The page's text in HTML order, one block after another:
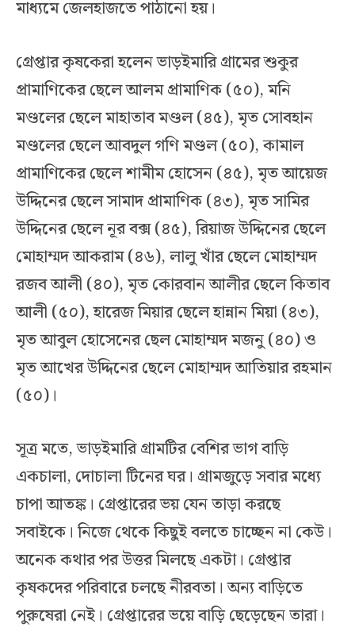
মাধ্যমে জেলহাজতে পাঠানো হয়।
গ্রেপ্তার কৃষকেরা হলেন ভাড়ইমারি গ্রামের শুকুর
প্রামাণিকের ছেলে আলম প্রামাণিক (৫০), মনি
মণ্ডলের ছেলে মাহাতাব মণ্ডল (৪৫), মৃত সোবহান
মণ্ডলের ছেলে আবদুল গণি মণ্ডল (৫০), কামাল
প্রামাণিকের ছেলে শামীম হোসেন (৪৫), মৃত আয়েজ
উদ্দিনের ছেলে সামাদ প্রামাণিক (৪৩), মৃত সামির
উদ্দিনের ছেলে নূর বক্স (৪৫), রিয়াজ উদ্দিনের ছেলে
মোহাম্মদ আকরাম (৪৬), লালু খাঁর ছেলে মোহাম্মদ
রজব আলী (৪০), মৃত কোরবান আলীর ছেলে কিতাব
আলী (৫০), হারেজ মিয়ার ছেলে হান্নান মিয়া (৪৩),
মৃত আবুল হোসেনের ছেল মোহাম্মদ মজনু (৪০) ও
মৃত আখের উদ্দিনের ছেলে মোহাম্মদ আতিয়ার রহমান
(৫০)।
সূত্র মতে, ভাড়ইমারি গ্রামটির বেশির ভাগ বাড়ি
একচালা, দোচালা টিনের ঘর। গ্রামজুড়ে সবার মধ্যে
চাপা আতঙ্ক। গ্রেপ্তারের ভয় যেন তাড়া করছে
সবাইকে। নিজে থেকে কিছুই বলতে চাচ্ছেন না কেউ।
অনেক কথার পর উত্তর মিলছে একটা। গ্রেপ্তার
কৃষকদের পরিবারে চলছে নীরবতা। অন্য বাড়িতে
পুরুষেরা নেই। গ্রেপ্তারের ভয়ে বাড়ি ছেড়েছেন তারা।